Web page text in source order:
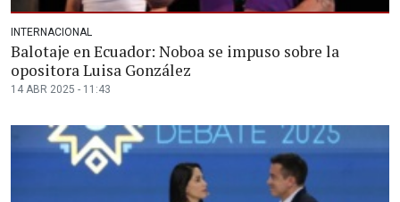
INTERNACIONAL
Balotaje en Ecuador: Noboa se impuso sobre la
opositora Luisa González
14 ABR 2025 - 11:43